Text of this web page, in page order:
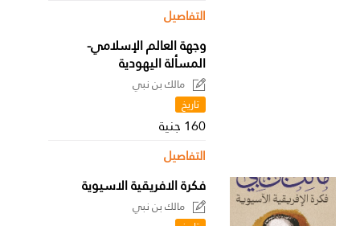
التفاصيل
وجهة العالم الإسلامي-
المسألة اليهودية
مالك بن نبي
تاريخ
160 جنية
التفاصيل
فكرة الافريقية الاسيوية
مالك بن نبي